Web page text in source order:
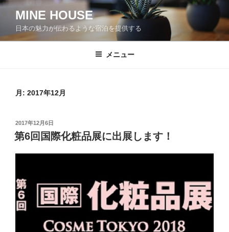
コ
ン
MINE HOUSE
日本の魅力が伝わるような宿泊を提供する
メニュー
月: 2017年12月
投
稿
日:
2017年12月6日
第6回国際化粧品展に出展します！